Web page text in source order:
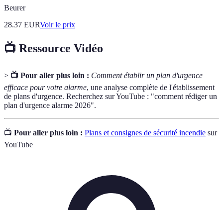
Beurer
28.37 EURVoir le prix
📺 Ressource Vidéo
> 📺 Pour aller plus loin : Comment établir un plan d'urgence
efficace pour votre alarme, une analyse complète de l'établissement
de plans d'urgence. Recherchez sur YouTube : "comment rédiger un
plan d'urgence alarme 2026".
📺 Pour aller plus loin : Plans et consignes de sécurité incendie sur
YouTube